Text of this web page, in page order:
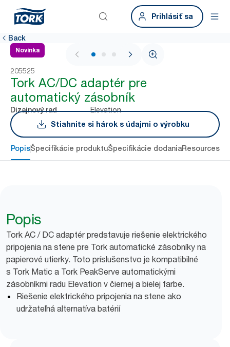
Prihlásiť sa
Back
Novinka
1 / 3
205525
Tork AC/DC adaptér pre
automatický zásobník
Dizajnový rad
Elevation
Stiahnite si hárok s údajmi o výrobku
PopisŠpecifikácie produktuŠpecifikácie dodaniaResources
Popis
Tork AC / DC adaptér predstavuje riešenie elektrického
pripojenia na stene pre Tork automatické zásobníky na
papierové utierky. Toto príslušenstvo je kompatibilné
s Tork Matic a Tork PeakServe automatickými
zásobníkmi radu Elevation v čiernej a bielej farbe.
Riešenie elektrického pripojenia na stene ako
udržateľná alternatíva batérií